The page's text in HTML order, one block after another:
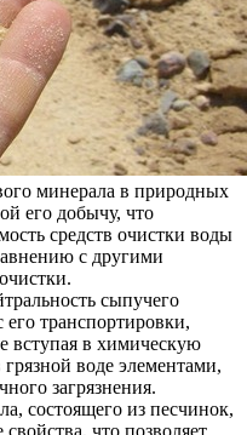
минерала в природных
его добычу, что
средств очистки воды
с другими
сыпучего
транспортировки,
вступая в химическую
воде элементами,
загрязнения.
состоящего из песчинок,